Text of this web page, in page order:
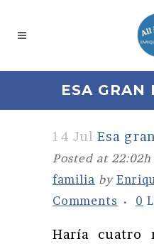
ESA GRAN
14 Jul Esa
Posted at 22:02h
familia by
Comments
0
Haría cuatro